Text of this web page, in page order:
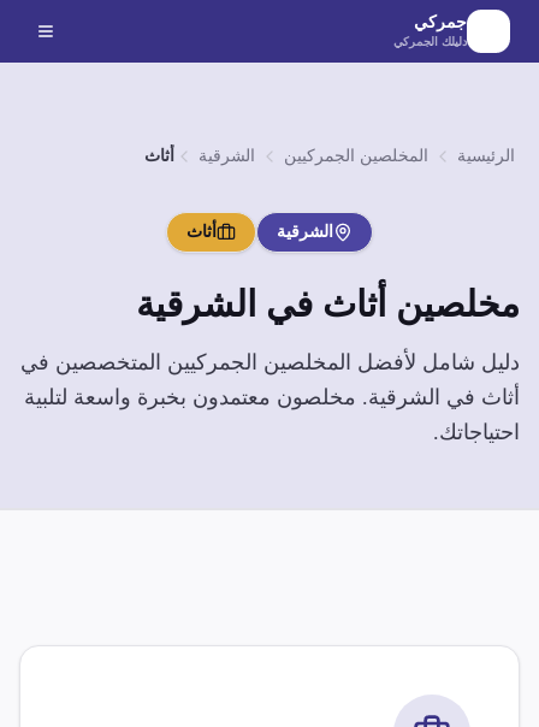
الانتقال إلى المحتوى الرئيسي
جمركي
دليلك الجمركي
الرئيسية المخلصين الجمركيين الشرقية أثاث
الشرقية أثاث
مخلصين أثاث في الشرقية
دليل شامل لأفضل المخلصين الجمركيين المتخصصين في
أثاث في الشرقية. مخلصون معتمدون بخبرة واسعة لتلبية
احتياجاتك.